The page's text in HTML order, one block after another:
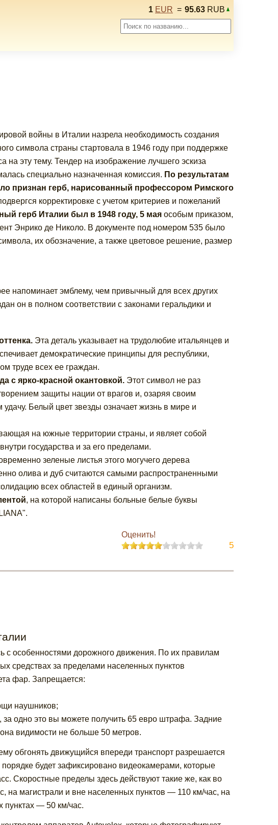
1 EUR = 95.63 RUB
войны в Италии назрела необходимость создания
символа страны стартовала в 1946 году при поддержке
на эту тему. Тендер на изображение лучшего эскиза
специально назначенная комиссия. По результатам
признан герб, нарисованный профессором Римского
корректировке с учетом критериев и пожеланий
герб Италии был в 1948 году, 5 маяособым приказом,
Энрико де Николо. В документе под номером 535 было
их обозначение, а также цветовое решение, размер
напоминает эмблему, чем привычный для всех других
он в полном соответствии с законами геральдики и
.Эта деталь указывает на трудолюбие итальянцев и
демократические принципы для республики,
труде всех ее граждан.
с ярко-красной окантовкой.Этот символ не раз
защиты нации от врагов и, озаряя своим
Белый цвет звезды означает жизнь в мире и
на южные территории страны, и являет собой
государства и за его пределами.
зеленые листья этого могучего дерева
олива и дуб считаются самыми распространенными
всех областей в единый организм.
, на которой написаны больные белые буквы
Оценить!
5
с особенностями дорожного движения. По их правилам
средствах за пределами населенных пунктов
фар. Запрещается:
наушников;
одно это вы можете получить 65 евро штрафа. Задние
видимости не больше 50 метров.
обгонять движущийся впереди транспорт разрешается
будет зафиксировано видеокамерами, которые
Скоростные пределы здесь действуют такие же, как во
на магистрали и вне населенных пунктов — 110 км/час, на
пунктах — 50 км/час.